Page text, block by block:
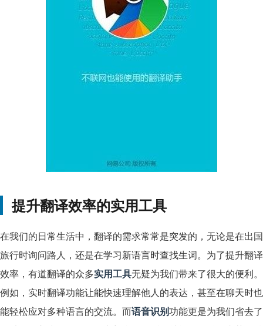
提升翻译效率的实用工具
在我们的日常生活中，翻译的需求常常是突发的，无论是在出国
旅行时询问路人，还是在学习新语言时查找生词。为了提升翻译
效率，有道翻译的众多实用工具无疑为我们带来了很大的便利。
例如，实时翻译功能让能快速理解他人的表达，甚至在聊天时也
能轻松应对多种语言的交流。而语音识别功能更是为我们省去了